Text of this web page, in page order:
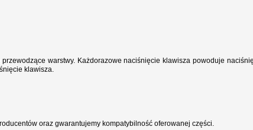
warstwy. Każdorazowe naciśnięcie klawisza powoduje
klawisza.
oraz gwarantujemy kompatybilność oferowanej części.